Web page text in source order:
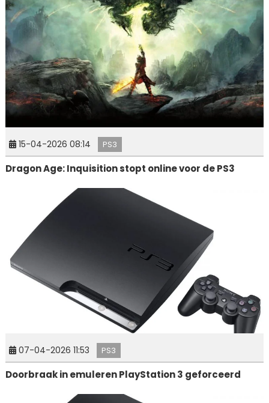
15-04-2026 08:14 PS3
Dragon Age: Inquisition stopt online voor de PS3
07-04-2026 11:53 PS3
Doorbraak in emuleren PlayStation 3 geforceerd